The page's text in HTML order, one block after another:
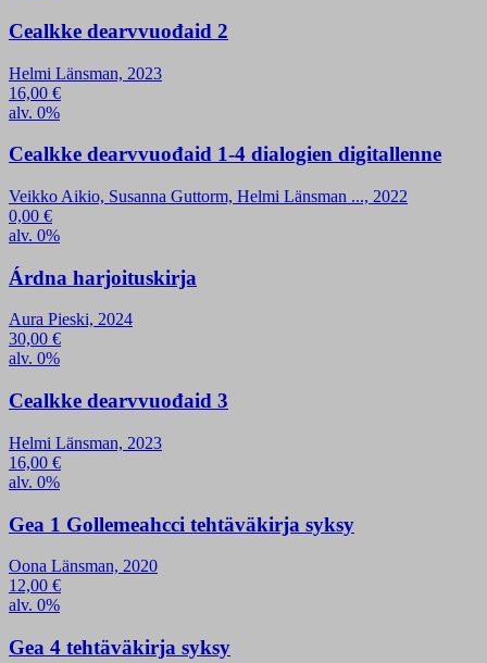
Cealkke dearvvuođaid 2
Helmi Länsman, 2023
16,00 €
alv. 0%
Cealkke dearvvuođaid 1-4 dialogien digitallenne
Veikko Aikio, Susanna Guttorm, Helmi Länsman ..., 2022
0,00 €
alv. 0%
Árdna harjoituskirja
Aura Pieski, 2024
30,00 €
alv. 0%
Cealkke dearvvuođaid 3
Helmi Länsman, 2023
16,00 €
alv. 0%
Gea 1 Gollemeahcci tehtäväkirja syksy
Oona Länsman, 2020
12,00 €
alv. 0%
Gea 4 tehtäväkirja syksy